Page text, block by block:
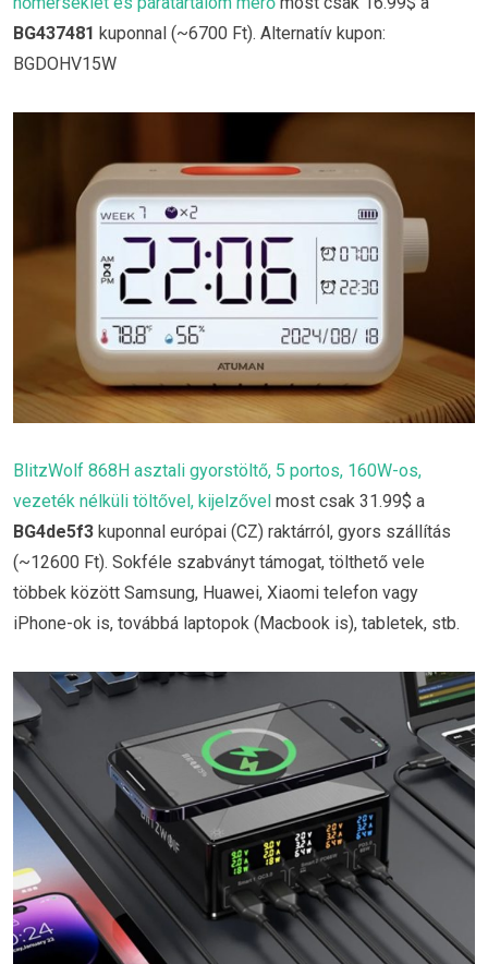
BG437481 kuponnal (~6700 Ft). Alternatív kupon:
BGDOHV15W
BlitzWolf 868H asztali gyorstöltő, 5 portos, 160W-os,
vezeték nélküli töltővel, kijelzővel most csak 31.99$ a
BG4de5f3 kuponnal európai (CZ) raktárról, gyors szállítás
(~12600 Ft). Sokféle szabványt támogat, tölthető vele
többek között Samsung, Huawei, Xiaomi telefon vagy
iPhone-ok is, továbbá laptopok (Macbook is), tabletek, stb.